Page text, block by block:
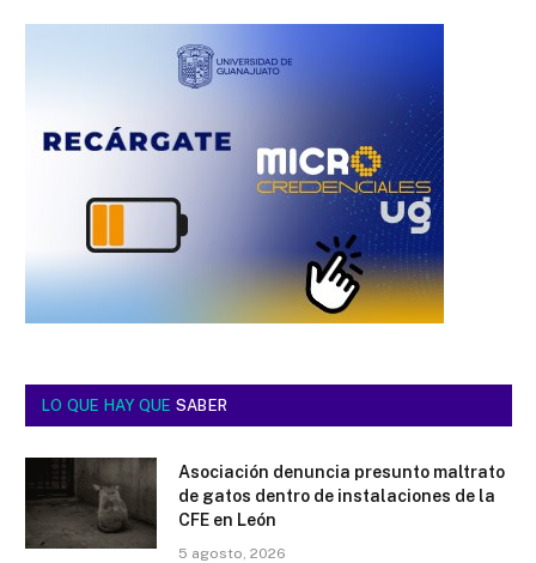
LO QUE HAY QUE SABER
Asociación denuncia presunto maltrato
de gatos dentro de instalaciones de la
CFE en León
5 agosto, 2026